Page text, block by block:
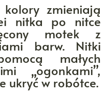
zmieniają
nitka po nitce
motek z
barw. Nitki
małych
„ogonkami”,
ukryć w robótce.